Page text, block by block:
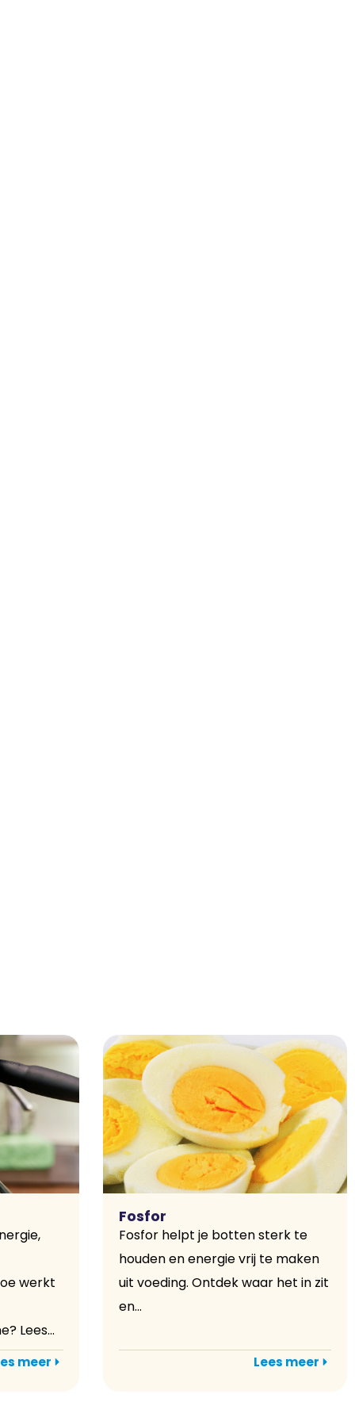
werkt
Lees...
meer
Fosfor
Fosfor helpt je botten sterk te
houden en energie vrij te maken
uit voeding. Ontdek waar het in zit
en...
Lees meer